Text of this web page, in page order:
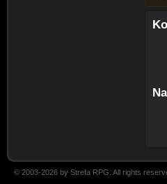
© 2003-2026 by Strefa RPG. All rights